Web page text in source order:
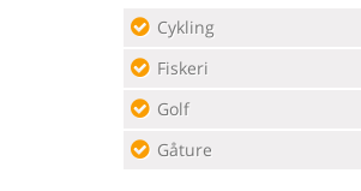
Cykling
Fiskeri
Golf
Gåture